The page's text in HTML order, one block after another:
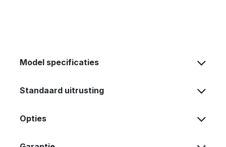
Model specificaties
Standaard uitrusting
Opties